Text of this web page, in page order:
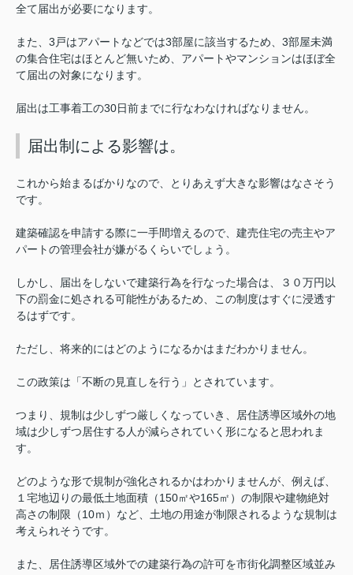
全て届出が必要になります。
また、3戸はアパートなどでは3部屋に該当するため、3部屋未満
の集合住宅はほとんど無いため、アパートやマンションはほぼ全
て届出の対象になります。
届出は工事着工の30日前までに行なわなければなりません。
届出制による影響は。
これから始まるばかりなので、とりあえず大きな影響はなさそう
です。
建築確認を申請する際に一手間増えるので、建売住宅の売主やア
パートの管理会社が嫌がるくらいでしょう。
しかし、届出をしないで建築行為を行なった場合は、３０万円以
下の罰金に処される可能性があるため、この制度はすぐに浸透す
るはずです。
ただし、将来的にはどのようになるかはまだわかりません。
この政策は「不断の見直しを行う」とされています。
つまり、規制は少しずつ厳しくなっていき、居住誘導区域外の地
域は少しずつ居住する人が減らされていく形になると思われま
す。
どのような形で規制が強化されるかはわかりませんが、例えば、
１宅地辺りの最低土地面積（150㎡や165㎡）の制限や建物絶対
高さの制限（10ｍ）など、土地の用途が制限されるような規制は
考えられそうです。
また、居住誘導区域外での建築行為の許可を市街化調整区域並み